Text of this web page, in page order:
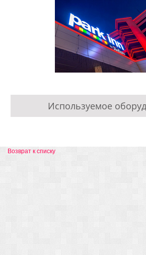
Используемое
Возврат к списку